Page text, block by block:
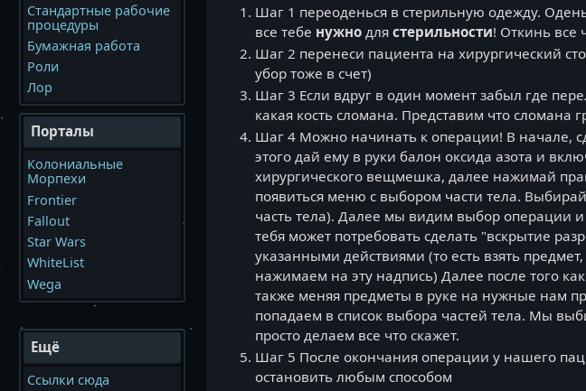
Шаг 1 переоденься в стерильную одежду.
все тебе нужнодля стерильности! Откинь все
Шаг 2 перенеси пациента на хирургический
убор тоже в счет)
Шаг 3 Если вдруг в один момент забыл где
какая кость сломана. Представим что сломана
Шаг 4 Можно начинать к операции! В начале,
этого дай ему в руки балон оксида азота и
хирургического вещмешка, далее нажимай
появиться меню с выбором части тела.
часть тела). Далее мы видим выбор операции
тебя может потребовать сделать "вскрытие
указанными действиями (то есть взять
нажимаем на эту надпись) Далее после того
также меняя предметы в руке на нужные нам
попадаем в список выбора частей тела. Мы
просто делаем все что скажет.
Шаг 5 После окончания операции у нашего
остановить любым способом
Стандартные рабочие
процедуры
Бумажная работа
Роли
Лор
Порталы
Колониальные
Морпехи
Frontier
Fallout
Star Wars
WhiteList
Wega
Ещё
Ссылки сюда